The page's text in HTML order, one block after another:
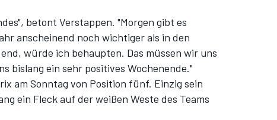
betont Verstappen. "Morgen gibt es
anscheinend noch wichtiger als in den
würde ich behaupten. Das müssen wir uns
bislang ein sehr positives Wochenende."
am Sonntag von Position fünf. Einzig sein
ein Fleck auf der weißen Weste des Teams